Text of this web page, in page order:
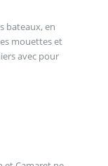
bateaux, en
mouettes et
avec pour